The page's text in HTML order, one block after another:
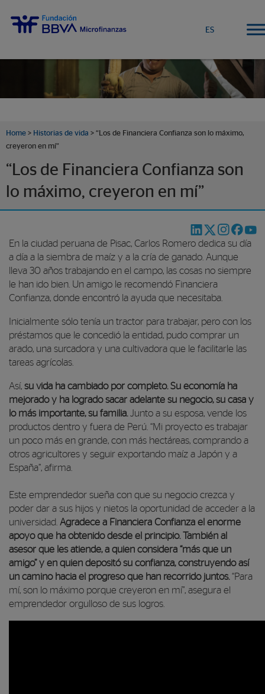
ES
Home > Historias de vida > “Los de Financiera Confianza son lo máximo,
creyeron en mí”
“Los de Financiera Confianza son
lo máximo, creyeron en mí”
En la ciudad peruana de Pisac, Carlos Romero dedica su día
a día a la siembra de maíz y a la cría de ganado. Aunque
lleva 30 años trabajando en el campo, las cosas no siempre
le han ido bien. Un amigo le recomendó Financiera
Confianza, donde encontró la ayuda que necesitaba.
Inicialmente sólo tenía un tractor para trabajar, pero con los
préstamos que le concedió la entidad, pudo comprar un
arado, una surcadora y una cultivadora que le facilitarle las
tareas agrícolas.
Así, su vida ha cambiado por completo. Su economía ha
mejorado y ha logrado sacar adelante su negocio, su casa y
lo más importante, su familia. Junto a su esposa, vende los
productos dentro y fuera de Perú. “Mi proyecto es trabajar
un poco más en grande, con más hectáreas, comprando a
otros agricultores y seguir exportando maíz a Japón y a
España”, afirma.
Este emprendedor sueña con que su negocio crezca y
poder dar a sus hijos y nietos la oportunidad de acceder a la
universidad. Agradece a Financiera Confianza el enorme
apoyo que ha obtenido desde el principio. También al
asesor que les atiende, a quien considera “más que un
amigo” y en quien depositó su confianza, construyendo así
un camino hacia el progreso que han recorrido juntos. “Para
mí, son lo máximo porque creyeron en mí”, asegura el
emprendedor orgulloso de sus logros.